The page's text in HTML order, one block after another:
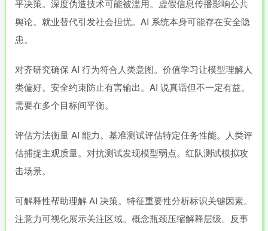
平决策。深度伪造技术可能被滥用。虚假信息传播影响公共
舆论。就业替代引发社会担忧。AI 系统本身可能存在安全隐
患。
对齐研究确保 AI 行为符合人类意图。价值学习让模型理解人
类偏好。安全约束防止有害输出。AI 说真话但不一定有益。
需要在多个目标间平衡。
评估方法衡量 AI 能力。基准测试评估特定任务性能。人类评
估捕捉主观质量。对抗测试发现模型弱点。红队测试模拟攻
击场景。
可解释性帮助理解 AI 决策。特征重要性分析标识关键因素。
注意力可视化展示关注区域。概念瓶颈压缩解释层级。反事